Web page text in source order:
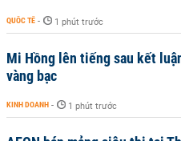
QUỐC TẾ - 1 phút trước
Mi Hồng lên tiếng sau kết
vàng bạc
KINH DOANH - 1 phút trước